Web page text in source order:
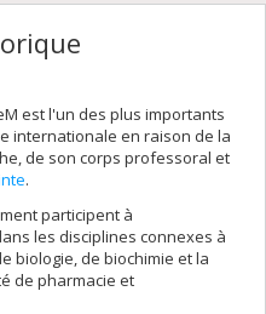
est l'un des plus importants
internationale en raison de la
de son corps professoral et
.
participent à
les disciplines connexes à
biologie, de biochimie et la
de pharmacie et